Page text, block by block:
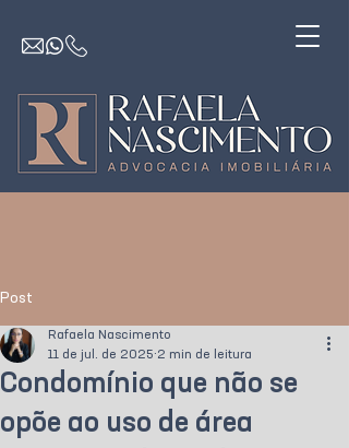
Post
Condomínio que não se
opõe ao uso de área
Rafaela Nascimento
11 de jul. de 2025 2 min de leitura